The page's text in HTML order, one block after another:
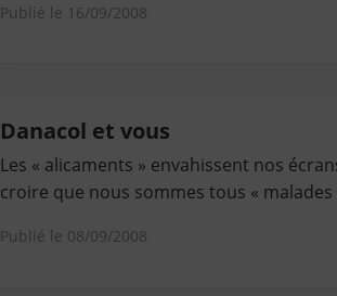
Publié le 16/09/2008
Danacol et vous
Les « alicaments » envahissent nos
croire que nous sommes tous « malades
Publié le 08/09/2008